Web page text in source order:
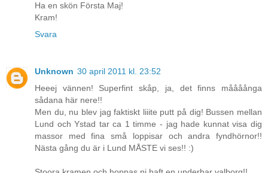
Ha en skön Första Maj!
Kram!
Svara
Unknown 30 april 2011 kl. 23:52
Heeej vännen! Superfint skåp, ja, det finns måååånga
sådana här nere!!
Men du, nu blev jag faktiskt liiite putt på dig! Bussen mellan
Lund och Ystad tar ca 1 timme - jag hade kunnat visa dig
massor med fina små loppisar och andra fyndhörnor!!
Nästa gång du är i Lund MÅSTE vi ses!! :)